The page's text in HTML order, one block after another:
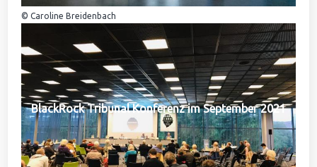
© Caroline Breidenbach
BlackRock Tribunal Konferenz im September 2021